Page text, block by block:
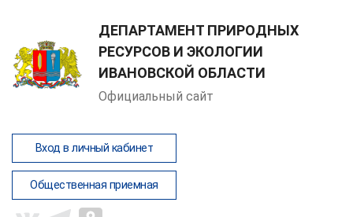
ДЕПАРТАМЕНТ ПРИРОДНЫХ
РЕСУРСОВ И ЭКОЛОГИИ
ИВАНОВСКОЙ ОБЛАСТИ
Официальный сайт
Вход в личный кабинет
Общественная приемная